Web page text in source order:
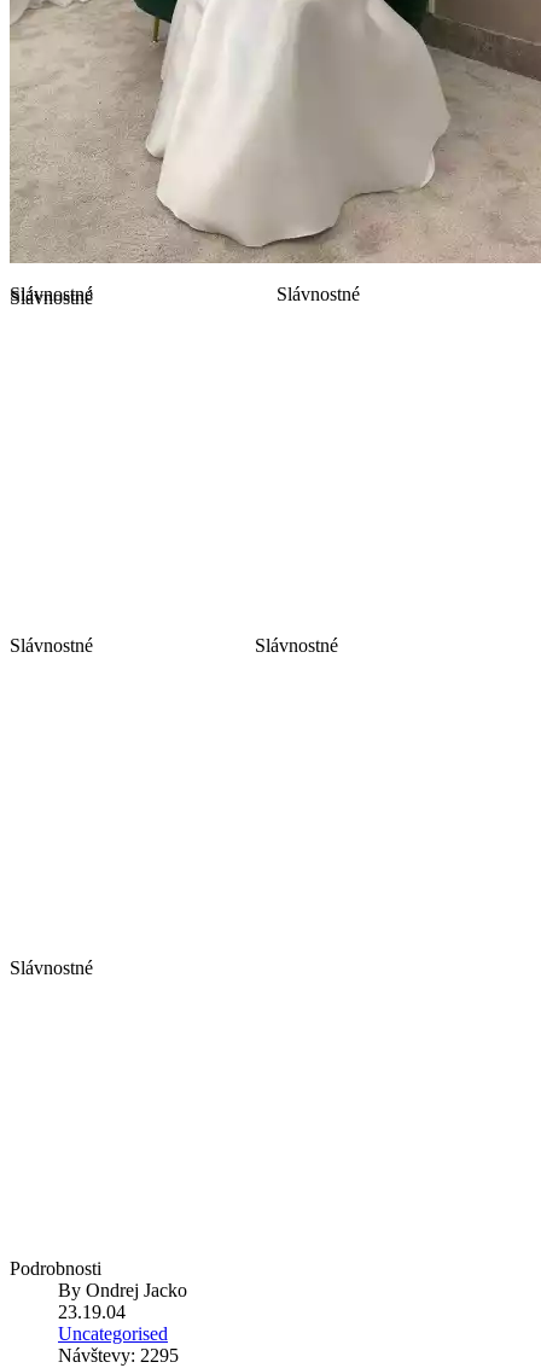
Slávnostné
Slávnostné Slávnostné
Slávnostné Slávnostné
Slávnostné
Podrobnosti
By Ondrej Jacko
23.19.04
Uncategorised
Návštevy: 2295